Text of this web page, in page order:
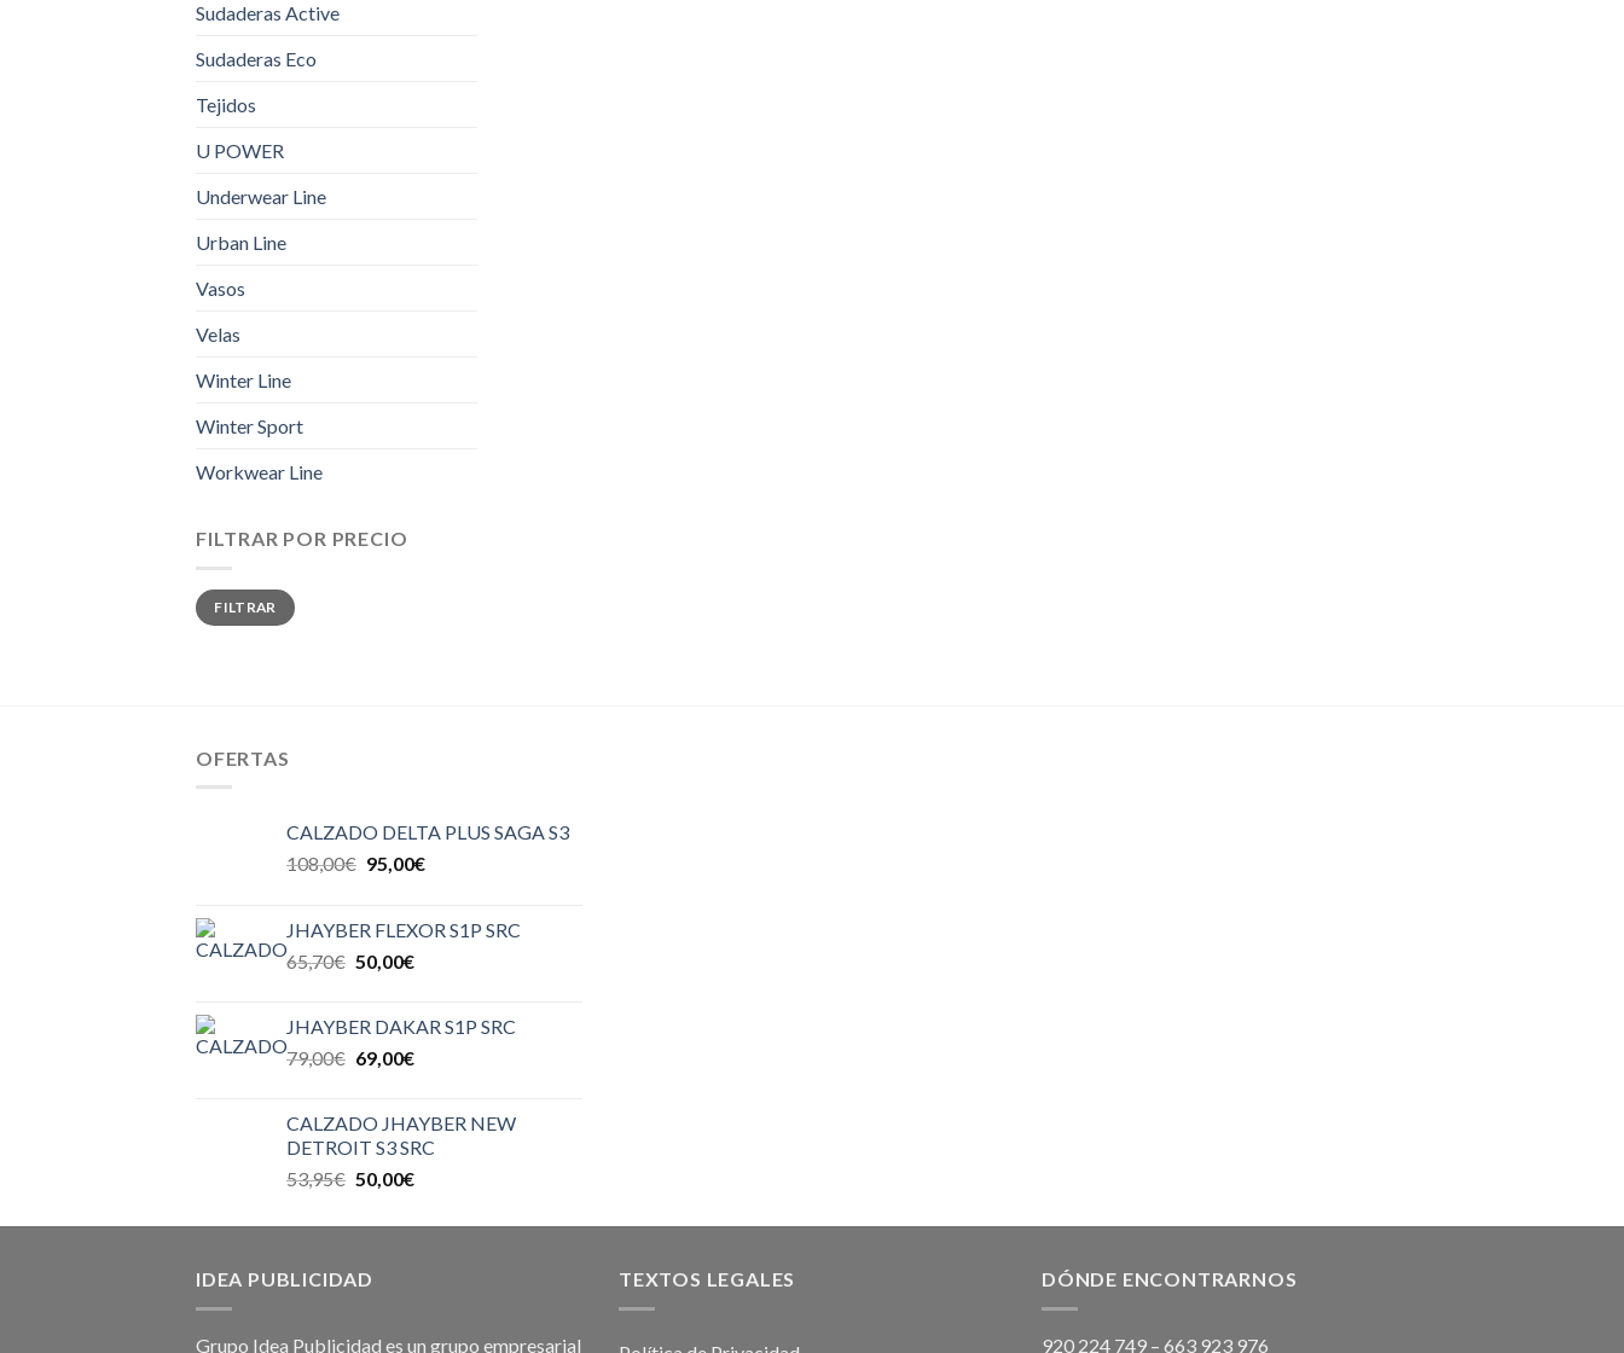
Sudaderas Active
Sudaderas Eco
Tejidos
U POWER
Underwear Line
Urban Line
Vasos
Velas
Winter Line
Winter Sport
Workwear Line
FILTRAR POR PRECIO
Precio
mínimo
Precio
máximo
FILTRAR
OFERTAS
CALZADO DELTA PLUS SAGA S3
108,00€ 95,00€
JHAYBER FLEXOR S1P SRC
65,70€ 50,00€
JHAYBER DAKAR S1P SRC
79,00€ 69,00€
CALZADO JHAYBER NEW
DETROIT S3 SRC
53,95€ 50,00€
IDEA PUBLICIDAD
Grupo Idea Publicidad es un grupo empresarial
TEXTOS LEGALES DÓNDE ENCONTRARNOS
920 224 749– 663 923 976